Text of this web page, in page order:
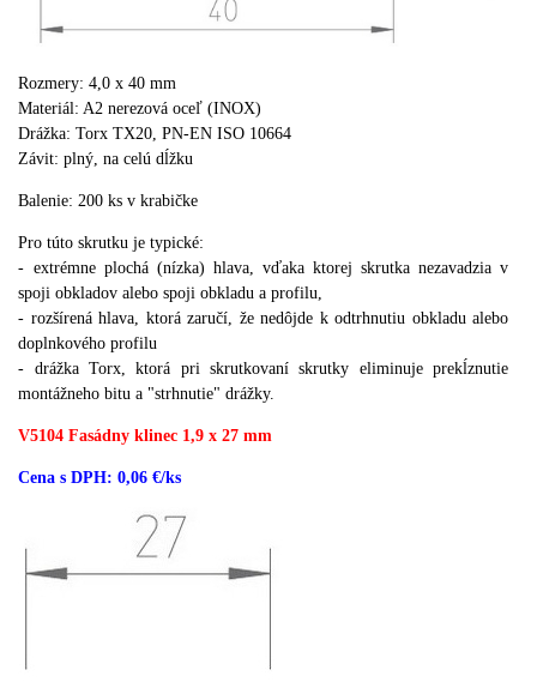
Rozmery: 4,0 x 40 mm
Materiál: A2 nerezová oceľ (INOX)
Drážka: Torx TX20, PN-EN ISO 10664
Závit: plný, na celú dĺžku
Balenie: 200 ks v krabičke
Pro túto skrutku je typické:
- extrémne plochá (nízka) hlava, vďaka ktorej skrutka nezavadzia v
spoji obkladov alebo spoji obkladu a profilu,
- rozšírená hlava, ktorá zaručí, že nedôjde k odtrhnutiu obkladu alebo
doplnkového profilu
- drážka Torx, ktorá pri skrutkovaní skrutky eliminuje prekĺznutie
montážneho bitu a "strhnutie" drážky.
V5104 Fasádny klinec 1,9 x 27 mm
Cena s DPH: 0,06 €/ks